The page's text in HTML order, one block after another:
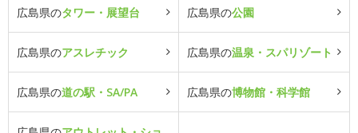
広島県のタワー・展望台 広島県の公園
広島県のアスレチック 広島県の温泉・スパリゾート
広島県の道の駅・SA/PA 広島県の博物館・科学館